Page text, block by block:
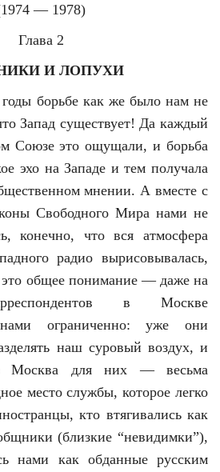
— 1978)
Глава 2
И ЛОПУХИ
борьбе как же было нам не
Запад существует! Да каждый
Союзе это ощущали, и борьба
эхо на Западе и тем получала
мнении. А вместе с
Свободного Мира нами не
конечно, что вся атмосфера
радио вырисовывалась,
общее понимание — даже на
в Москве
нами ограниченно: уже они
наш суровый воздух, и
Москва для них — весьма
место службы, которое легко
кто втягивались как
(близкие “невидимки”),
нами как обданные русским